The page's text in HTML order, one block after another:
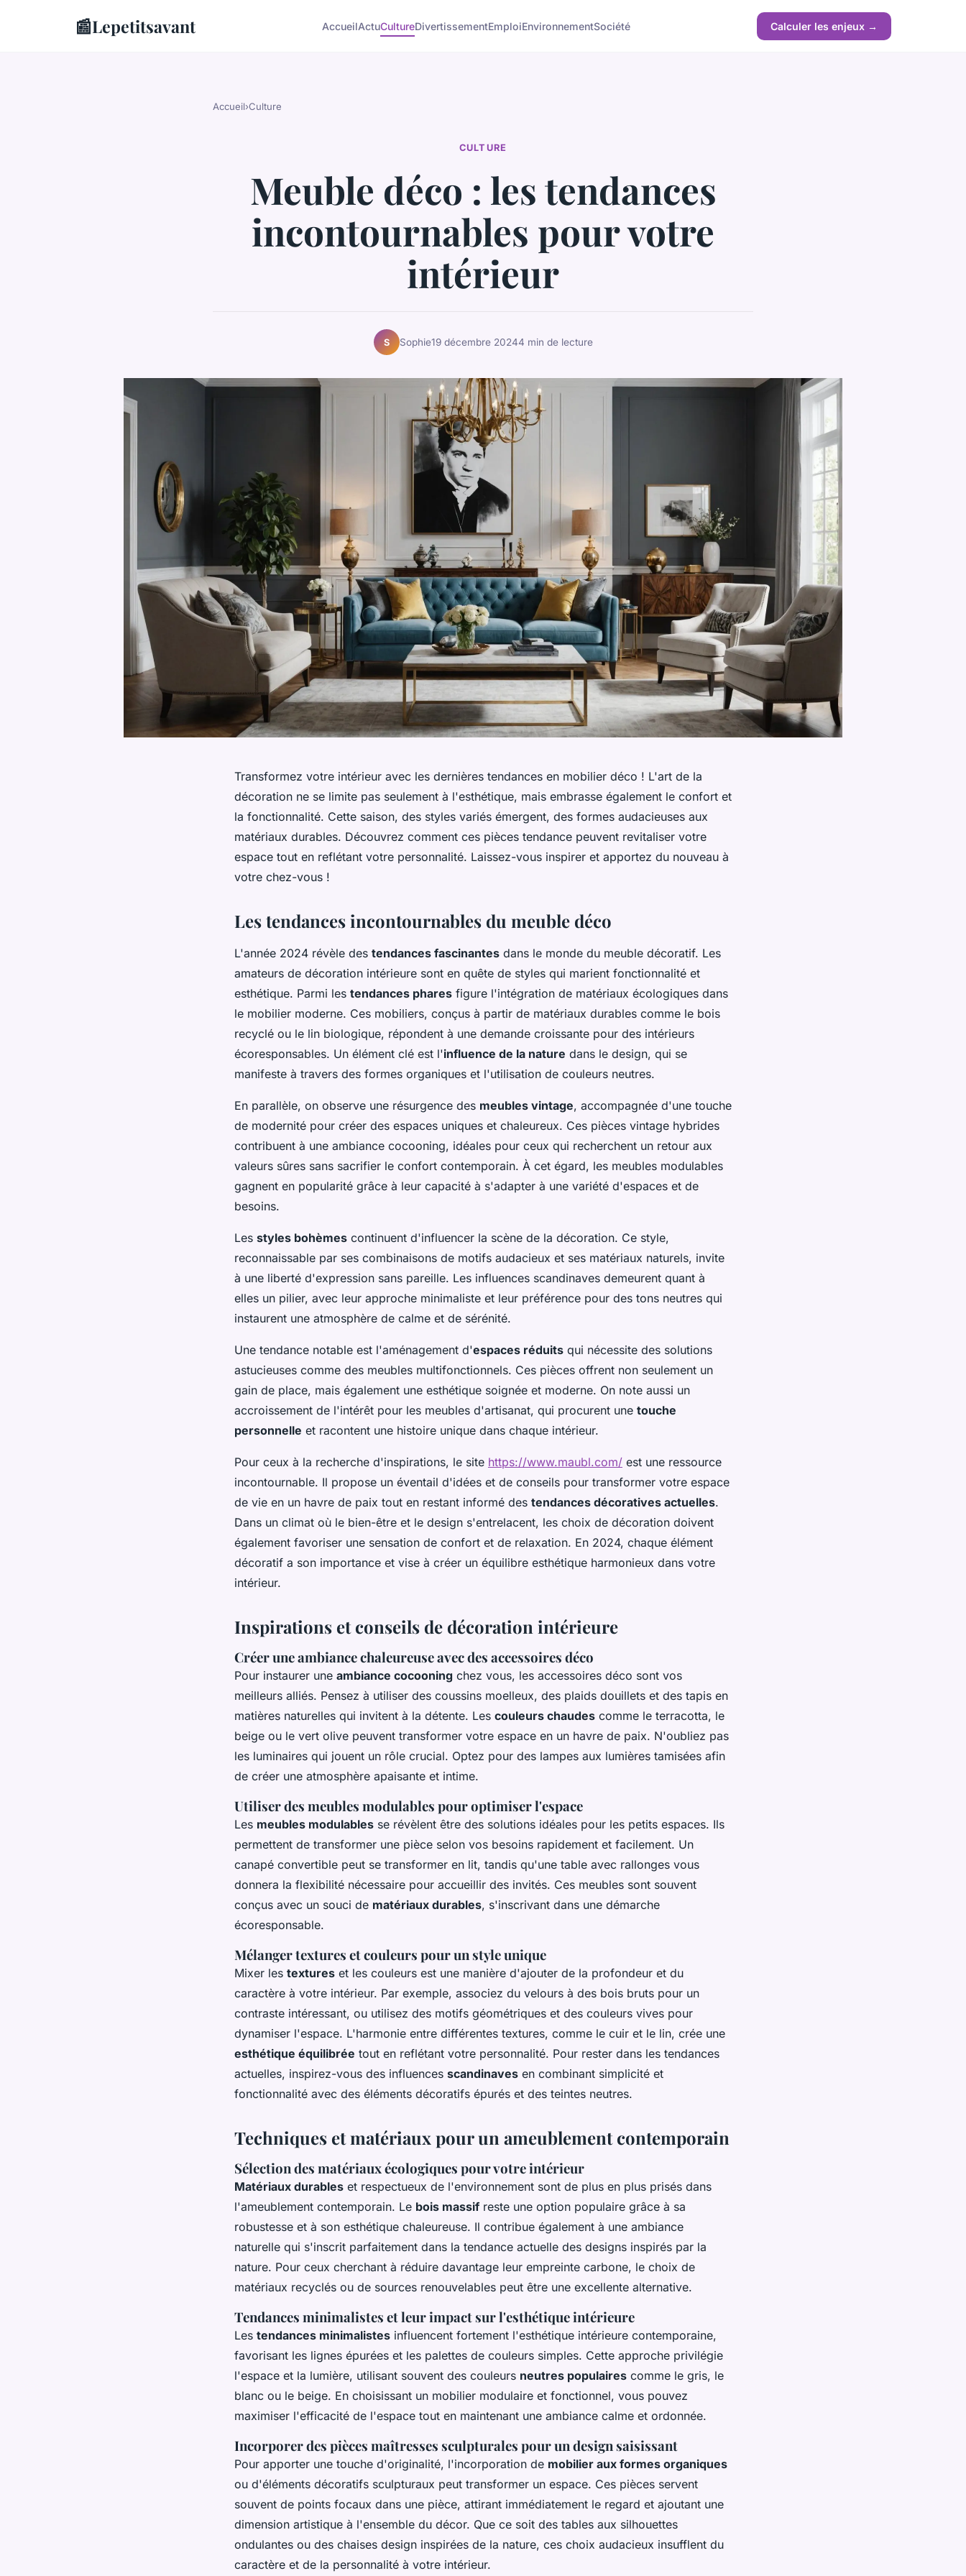
📰Lepetitsavant AccueilActuCultureDivertissementEmploiEnvironnementSociété Calculer les enjeux →
Accueil›Culture
CULTURE
Meuble déco : les tendances
incontournables pour votre
intérieur
S Sophie19 décembre 20244 min de lecture
Transformez votre intérieur avec les dernières tendances en mobilier déco ! L'art de la
décoration ne se limite pas seulement à l'esthétique, mais embrasse également le confort et
la fonctionnalité. Cette saison, des styles variés émergent, des formes audacieuses aux
matériaux durables. Découvrez comment ces pièces tendance peuvent revitaliser votre
espace tout en reflétant votre personnalité. Laissez-vous inspirer et apportez du nouveau à
votre chez-vous !
Les tendances incontournables du meuble déco
L'année 2024 révèle des tendances fascinantes dans le monde du meuble décoratif. Les
amateurs de décoration intérieure sont en quête de styles qui marient fonctionnalité et
esthétique. Parmi les tendances phares figure l'intégration de matériaux écologiques dans
le mobilier moderne. Ces mobiliers, conçus à partir de matériaux durables comme le bois
recyclé ou le lin biologique, répondent à une demande croissante pour des intérieurs
écoresponsables. Un élément clé est l'influence de la nature dans le design, qui se
manifeste à travers des formes organiques et l'utilisation de couleurs neutres.
En parallèle, on observe une résurgence des meubles vintage, accompagnée d'une touche
de modernité pour créer des espaces uniques et chaleureux. Ces pièces vintage hybrides
contribuent à une ambiance cocooning, idéales pour ceux qui recherchent un retour aux
valeurs sûres sans sacrifier le confort contemporain. À cet égard, les meubles modulables
gagnent en popularité grâce à leur capacité à s'adapter à une variété d'espaces et de
besoins.
Les styles bohèmes continuent d'influencer la scène de la décoration. Ce style,
reconnaissable par ses combinaisons de motifs audacieux et ses matériaux naturels, invite
à une liberté d'expression sans pareille. Les influences scandinaves demeurent quant à
elles un pilier, avec leur approche minimaliste et leur préférence pour des tons neutres qui
instaurent une atmosphère de calme et de sérénité.
Une tendance notable est l'aménagement d'espaces réduits qui nécessite des solutions
astucieuses comme des meubles multifonctionnels. Ces pièces offrent non seulement un
gain de place, mais également une esthétique soignée et moderne. On note aussi un
accroissement de l'intérêt pour les meubles d'artisanat, qui procurent une touche
personnelle et racontent une histoire unique dans chaque intérieur.
Pour ceux à la recherche d'inspirations, le site https://www.maubl.com/ est une ressource
incontournable. Il propose un éventail d'idées et de conseils pour transformer votre espace
de vie en un havre de paix tout en restant informé des tendances décoratives actuelles.
Dans un climat où le bien-être et le design s'entrelacent, les choix de décoration doivent
également favoriser une sensation de confort et de relaxation. En 2024, chaque élément
décoratif a son importance et vise à créer un équilibre esthétique harmonieux dans votre
intérieur.
Inspirations et conseils de décoration intérieure
Créer une ambiance chaleureuse avec des accessoires déco
Pour instaurer une ambiance cocooning chez vous, les accessoires déco sont vos
meilleurs alliés. Pensez à utiliser des coussins moelleux, des plaids douillets et des tapis en
matières naturelles qui invitent à la détente. Les couleurs chaudes comme le terracotta, le
beige ou le vert olive peuvent transformer votre espace en un havre de paix. N'oubliez pas
les luminaires qui jouent un rôle crucial. Optez pour des lampes aux lumières tamisées afin
de créer une atmosphère apaisante et intime.
Utiliser des meubles modulables pour optimiser l'espace
Les meubles modulables se révèlent être des solutions idéales pour les petits espaces. Ils
permettent de transformer une pièce selon vos besoins rapidement et facilement. Un
canapé convertible peut se transformer en lit, tandis qu'une table avec rallonges vous
donnera la flexibilité nécessaire pour accueillir des invités. Ces meubles sont souvent
conçus avec un souci de matériaux durables, s'inscrivant dans une démarche
écoresponsable.
Mélanger textures et couleurs pour un style unique
Mixer les textures et les couleurs est une manière d'ajouter de la profondeur et du
caractère à votre intérieur. Par exemple, associez du velours à des bois bruts pour un
contraste intéressant, ou utilisez des motifs géométriques et des couleurs vives pour
dynamiser l'espace. L'harmonie entre différentes textures, comme le cuir et le lin, crée une
esthétique équilibrée tout en reflétant votre personnalité. Pour rester dans les tendances
actuelles, inspirez-vous des influences scandinaves en combinant simplicité et
fonctionnalité avec des éléments décoratifs épurés et des teintes neutres.
Techniques et matériaux pour un ameublement contemporain
Sélection des matériaux écologiques pour votre intérieur
Matériaux durables et respectueux de l'environnement sont de plus en plus prisés dans
l'ameublement contemporain. Le bois massifreste une option populaire grâce à sa
robustesse et à son esthétique chaleureuse. Il contribue également à une ambiance
naturelle qui s'inscrit parfaitement dans la tendance actuelle des designs inspirés par la
nature. Pour ceux cherchant à réduire davantage leur empreinte carbone, le choix de
matériaux recyclés ou de sources renouvelables peut être une excellente alternative.
Tendances minimalistes et leur impact sur l'esthétique intérieure
Les tendances minimalistes influencent fortement l'esthétique intérieure contemporaine,
favorisant les lignes épurées et les palettes de couleurs simples. Cette approche privilégie
l'espace et la lumière, utilisant souvent des couleurs neutres populaires comme le gris, le
blanc ou le beige. En choisissant un mobilier modulaire et fonctionnel, vous pouvez
maximiser l'efficacité de l'espace tout en maintenant une ambiance calme et ordonnée.
Incorporer des pièces maîtresses sculpturales pour un design saisissant
Pour apporter une touche d'originalité, l'incorporation de mobilier aux formes organiques
ou d'éléments décoratifs sculpturaux peut transformer un espace. Ces pièces servent
souvent de points focaux dans une pièce, attirant immédiatement le regard et ajoutant une
dimension artistique à l'ensemble du décor. Que ce soit des tables aux silhouettes
ondulantes ou des chaises design inspirées de la nature, ces choix audacieux insufflent du
caractère et de la personnalité à votre intérieur.